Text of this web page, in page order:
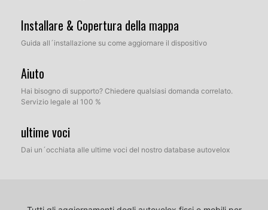
Installare & Copertura della mappa
Guida all´installazione su come aggiornare il dispositivo
Aiuto
Hai bisogno di supporto? Chiedere qualsiasi domanda correlato.
Servizio legale al 100 %
ultime voci
Dai un´occhiata alle ultime voci del nostro database autovelox